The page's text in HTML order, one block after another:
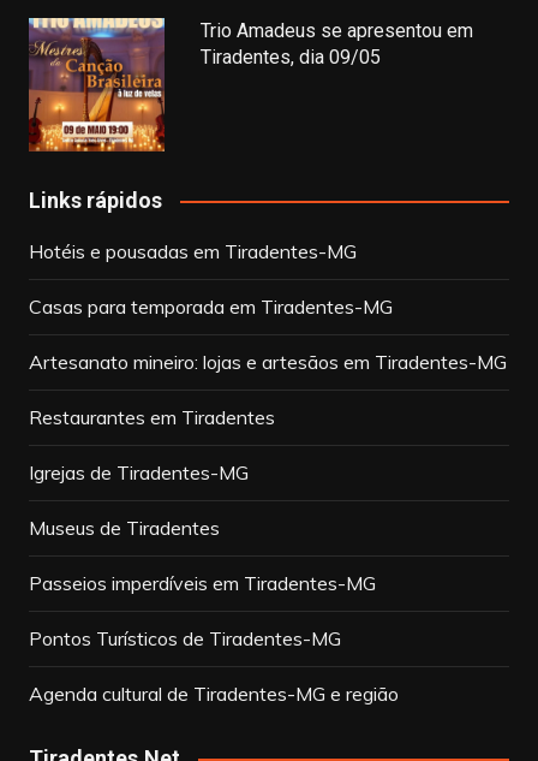
Trio Amadeus se apresentou em
Tiradentes, dia 09/05
Links rápidos
Hotéis e pousadas em Tiradentes-MG
Casas para temporada em Tiradentes-MG
Artesanato mineiro: lojas e artesãos em Tiradentes-MG
Restaurantes em Tiradentes
Igrejas de Tiradentes-MG
Museus de Tiradentes
Passeios imperdíveis em Tiradentes-MG
Pontos Turísticos de Tiradentes-MG
Agenda cultural de Tiradentes-MG e região